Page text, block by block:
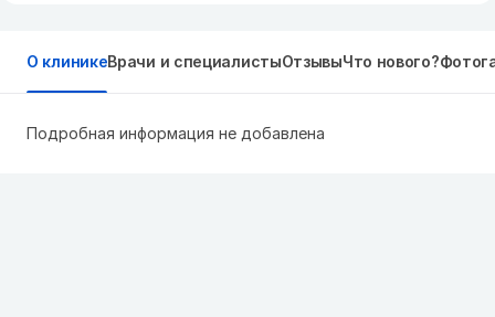
О клиникеВрачи и специалистыОтзывыЧто нового?
Подробная информация не добавлена